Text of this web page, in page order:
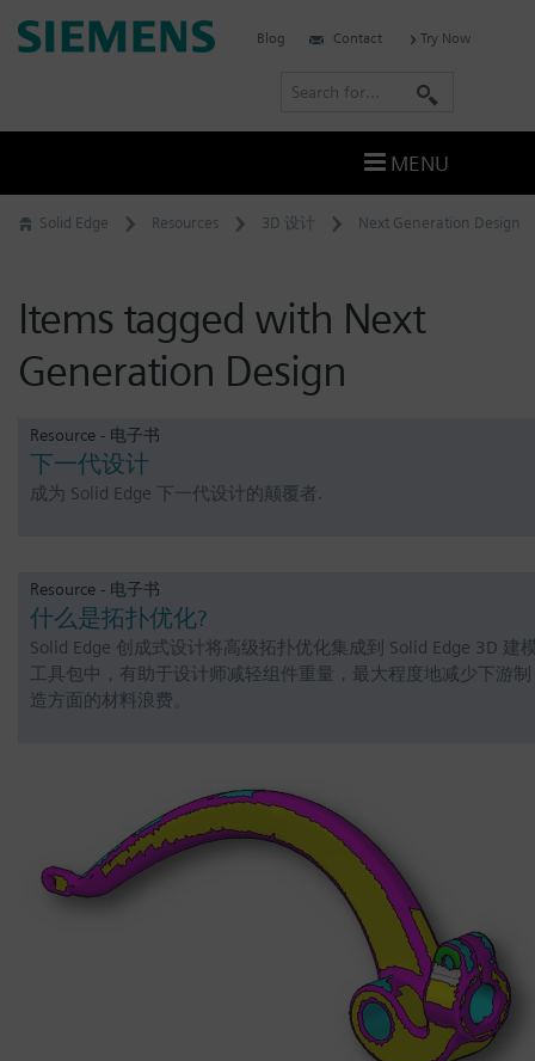
Skip
to
Solid Edge Resources 3D 设计 Next Generation Design
Items tagged with Next
Generation Design
Resource - 电子书
下一代设计
成为 Solid Edge 下一代设计的颠覆者.
Resource - 电子书
什么是拓扑优化?
Solid Edge 创成式设计将高级拓扑优化集成到 Solid Edge 3D 建
工具包中，有助于设计师减轻组件重量，最大程度地减少下游制
造方面的材料浪费。
Siemens
Blog Contact Try Now
r
c
MENU